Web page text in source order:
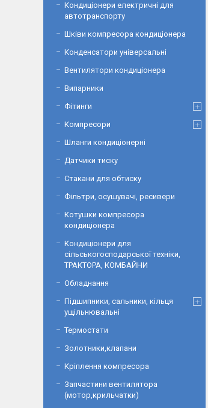
Кондиціонери електричні для
автотранспорту
Шківи компресора кондиціонера
Конденсатори універсальні
Вентилятори кондиціонера
Випарники
Фітинги
Компресори
Шланги кондиціонерні
Датчики тиску
Стакани для обтиску
Фільтри, осушувачі, ресивери
Котушки компресора
кондиціонера
Кондиціонери для
сільськогосподарської техніки,
ТРАКТОРА, КОМБАЙНИ
Обладнання
Підшипники, сальники, кільця
ущільнювальні
Термостати
Золотники,клапани
Кріплення компресора
Запчастини вентилятора
(мотор,крильчатки)